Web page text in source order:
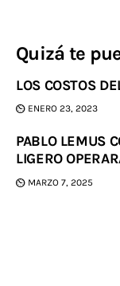
Quizá te
LOS COSTOS
ENERO 23, 2023
PABLO LEMUS
LIGERO
MARZO 7, 2025